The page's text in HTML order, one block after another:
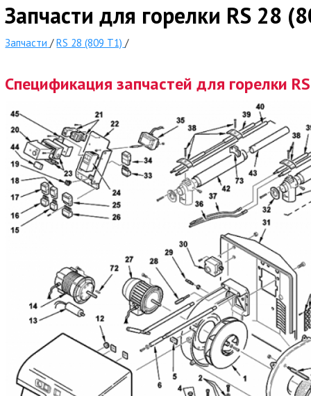
Запчасти для горелки RS 28
Запчасти /RS 28 (809 T1) /
Спецификация запчастей для горелки